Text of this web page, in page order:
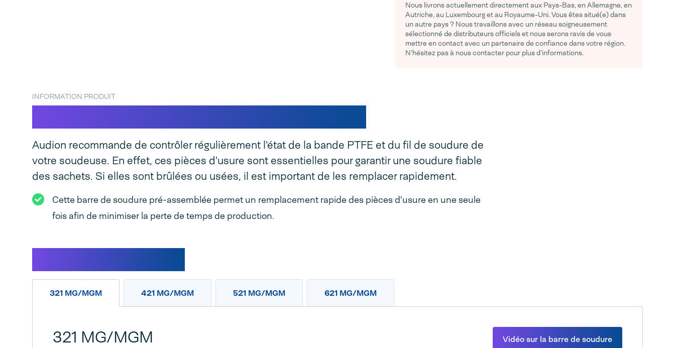
Nous livrons actuellement directement aux Pays-Bas, en Allemagne, en
Autriche, au Luxembourg et au Royaume-Uni. Vous êtes situé(e) dans
un autre pays ? Nous travaillons avec un réseau soigneusement
sélectionné de distributeurs officiels et nous serons ravis de vous
mettre en contact avec un partenaire de confiance dans votre région.
N’hésitez pas à nous contacter pour plus d’informations.
INFORMATION PRODUIT
Audion recommande de contrôler régulièrement l'état de la bande PTFE et du fil de soudure de
votre soudeuse. En effet, ces pièces d'usure sont essentielles pour garantir une soudure fiable
des sachets. Si elles sont brûlées ou usées, il est important de les remplacer rapidement.
Cette barre de soudure pré-assemblée permet un remplacement rapide des pièces d'usure en une seule
fois afin de minimiser la perte de temps de production.
321 MG/MGM 421 MG/MGM 521 MG/MGM 621 MG/MGM
321 MG/MGM Vidéo sur la barre de soudure